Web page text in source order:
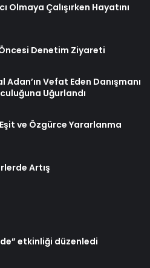
Olmaya Çalışırken Hayatını
Denetim Ziyareti
Vefat Eden Danışmanı
Uğurlandı
ve Özgürce Yararlanma
Artış
etkinliği düzenledi